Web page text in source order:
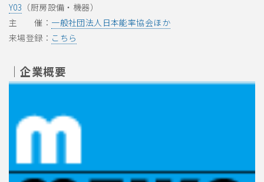
Y03 （厨房設備・機器）
主 催： 一般社団法人日本能率協会ほか
来場登録： こちら
｜企業概要